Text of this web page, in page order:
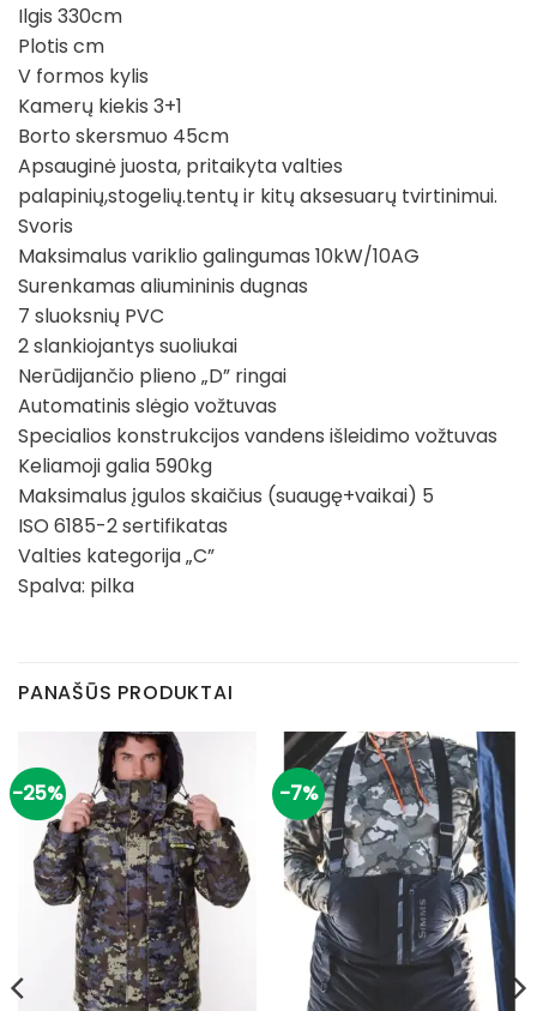
Ilgis 330cm
Plotis cm
V formos kylis
Kamerų kiekis 3+1
Borto skersmuo 45cm
Apsauginė juosta, pritaikyta valties
palapinių,stogelių.tentų ir kitų aksesuarų tvirtinimui.
Svoris
Maksimalus variklio galingumas 10kW/10AG
Surenkamas aliumininis dugnas
7 sluoksnių PVC
2 slankiojantys suoliukai
Nerūdijančio plieno „D” ringai
Automatinis slėgio vožtuvas
Specialios konstrukcijos vandens išleidimo vožtuvas
Keliamoji galia 590kg
Maksimalus įgulos skaičius (suaugę+vaikai) 5
ISO 6185-2 sertifikatas
Valties kategorija „C”
Spalva: pilka
PANAŠŪS PRODUKTAI
-25% -7%